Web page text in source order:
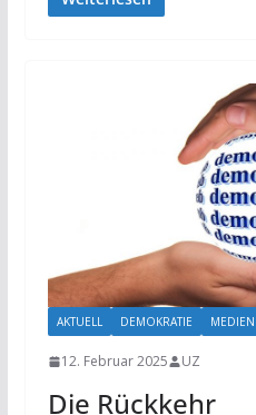
AKTUELL DEMOKRATIE MEDIEN
12. Februar 2025 UZ
Die Rückkehr